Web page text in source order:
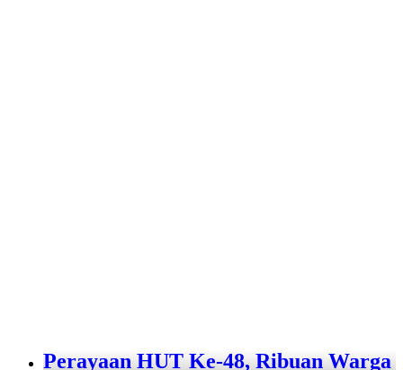
Perayaan HUT Ke-48, Ribuan Warga